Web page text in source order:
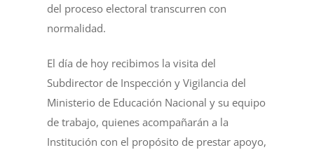
del proceso electoral transcurren con
normalidad.
El día de hoy recibimos la visita del
Subdirector de Inspección y Vigilancia del
Ministerio de Educación Nacional y su equipo
de trabajo, quienes acompañarán a la
Institución con el propósito de prestar apoyo,